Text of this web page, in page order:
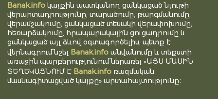
Banak.info կայքին պատկանող ցանկացած նյութի
վերարտադրությունը, տարածումը, թարգմանումը,
վերամշակումը, ցանկացած տեսակի վերափոխումը,
հեռարձակումը, հրապարակային ցուցադրումը և
ցանկացած այլ ձևով օգտագործելիս, պետք է
վերնագրում նշել Banak.info անվանումը և տեքստի
առաջին պարբերությունում ներառել «ԱՅՍ ՄԱՍԻՆ
ՏԵՂԵԿԱՑՆՈՒՄ Է Banak.info ռազմական
մասնագիտացված կայքը» արտահայտությունը։